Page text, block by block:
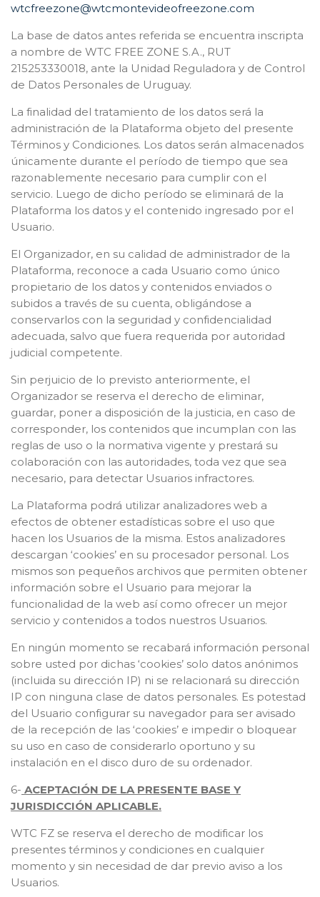
wtcfreezone@wtcmontevideofreezone.com
La base de datos antes referida se encuentra inscripta
a nombre de WTC FREE ZONE S.A., RUT
215253330018, ante la Unidad Reguladora y de Control
de Datos Personales de Uruguay.
La finalidad del tratamiento de los datos será la
administración de la Plataforma objeto del presente
Términos y Condiciones. Los datos serán almacenados
únicamente durante el período de tiempo que sea
razonablemente necesario para cumplir con el
servicio. Luego de dicho período se eliminará de la
Plataforma los datos y el contenido ingresado por el
Usuario.
El Organizador, en su calidad de administrador de la
Plataforma, reconoce a cada Usuario como único
propietario de los datos y contenidos enviados o
subidos a través de su cuenta, obligándose a
conservarlos con la seguridad y confidencialidad
adecuada, salvo que fuera requerida por autoridad
judicial competente.
Sin perjuicio de lo previsto anteriormente, el
Organizador se reserva el derecho de eliminar,
guardar, poner a disposición de la justicia, en caso de
corresponder, los contenidos que incumplan con las
reglas de uso o la normativa vigente y prestará su
colaboración con las autoridades, toda vez que sea
necesario, para detectar Usuarios infractores.
La Plataforma podrá utilizar analizadores web a
efectos de obtener estadísticas sobre el uso que
hacen los Usuarios de la misma. Estos analizadores
descargan ‘cookies’ en su procesador personal. Los
mismos son pequeños archivos que permiten obtener
información sobre el Usuario para mejorar la
funcionalidad de la web así como ofrecer un mejor
servicio y contenidos a todos nuestros Usuarios.
En ningún momento se recabará información personal
sobre usted por dichas ‘cookies’ solo datos anónimos
(incluida su dirección IP) ni se relacionará su dirección
IP con ninguna clase de datos personales. Es potestad
del Usuario configurar su navegador para ser avisado
de la recepción de las ‘cookies’ e impedir o bloquear
su uso en caso de considerarlo oportuno y su
instalación en el disco duro de su ordenador.
6- ACEPTACIÓN DE LA PRESENTE BASE Y
JURISDICCIÓN APLICABLE.
WTC FZ se reserva el derecho de modificar los
presentes términos y condiciones en cualquier
momento y sin necesidad de dar previo aviso a los
Usuarios.